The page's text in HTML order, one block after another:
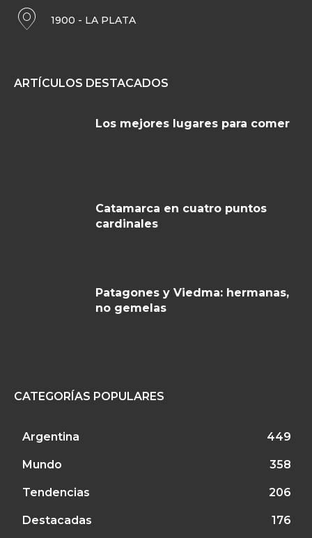
1900 - LA PLATA
ARTÍCULOS DESTACADOS
Los mejores lugares para comer
Catamarca en cuatro puntos
cardinales
Patagones y Viedma: hermanas,
no gemelas
CATEGORÍAS POPULARES
Argentina 449
Mundo 358
Tendencias 206
Destacadas 176